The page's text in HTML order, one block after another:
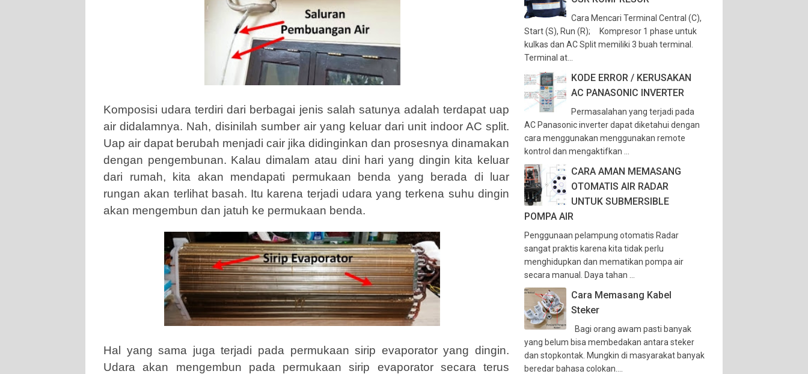
Komposisi udara terdiri dari berbagai jenis salah satunya adalah terdapat uap
air didalamnya. Nah, disinilah sumber air yang keluar dari unit indoor AC split.
Uap air dapat berubah menjadi cair jika didinginkan dan prosesnya dinamakan
dengan pengembunan. Kalau dimalam atau dini hari yang dingin kita keluar
dari rumah, kita akan mendapati permukaan benda yang berada di luar
rungan akan terlihat basah. Itu karena terjadi udara yang terkena suhu dingin
akan mengembun dan jatuh ke permukaan benda.
Hal yang sama juga terjadi pada permukaan sirip evaporator yang dingin.
Udara akan mengembun pada permukaan sirip evaporator secara terus
Cara Mencari Terminal Central (C),
Start (S), Run (R); Kompresor 1 phase untuk
kulkas dan AC Split memiliki 3 buah terminal.
Terminal at...
KODE ERROR / KERUSAKAN
AC PANASONIC INVERTER
Permasalahan yang terjadi pada
AC Panasonic inverter dapat diketahui dengan
cara menggunakan menggunakan remote
kontrol dan mengaktifkan ...
CARA AMAN MEMASANG
OTOMATIS AIR RADAR
UNTUK SUBMERSIBLE
POMPA AIR
Penggunaan pelampung otomatis Radar
sangat praktis karena kita tidak perlu
menghidupkan dan mematikan pompa air
secara manual. Daya tahan ...
Cara Memasang Kabel
Steker
Bagi orang awam pasti banyak
yang belum bisa membedakan antara steker
dan stopkontak. Mungkin di masyarakat banyak
beredar bahasa colokan....